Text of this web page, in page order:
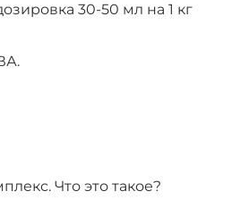
30-50 мл на 1 кг
Что это такое?